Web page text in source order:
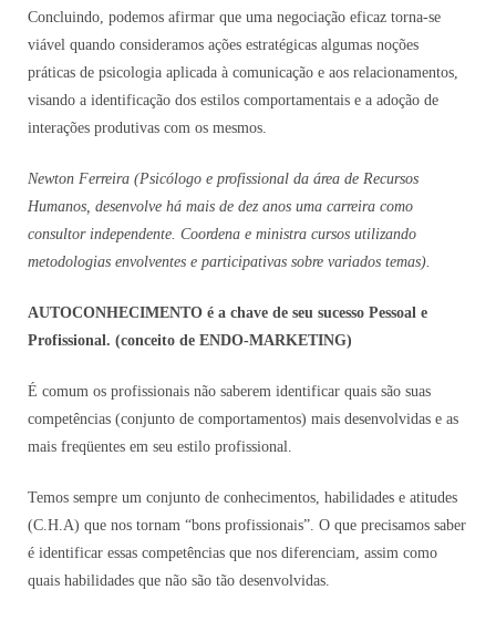
Concluindo, podemos afirmar que uma negociação eficaz torna-se
viável quando consideramos ações estratégicas algumas noções
práticas de psicologia aplicada à comunicação e aos relacionamentos,
visando a identificação dos estilos comportamentais e a adoção de
interações produtivas com os mesmos.
Newton Ferreira (Psicólogo e profissional da área de Recursos
Humanos, desenvolve há mais de dez anos uma carreira como
consultor independente. Coordena e ministra cursos utilizando
metodologias envolventes e participativas sobre variados temas).
AUTOCONHECIMENTO é a chave de seu sucesso Pessoal e
Profissional. (conceito de ENDO-MARKETING)
É comum os profissionais não saberem identificar quais são suas
competências (conjunto de comportamentos) mais desenvolvidas e as
mais freqüentes em seu estilo profissional.
Temos sempre um conjunto de conhecimentos, habilidades e atitudes
(C.H.A) que nos tornam “bons profissionais”. O que precisamos saber
é identificar essas competências que nos diferenciam, assim como
quais habilidades que não são tão desenvolvidas.